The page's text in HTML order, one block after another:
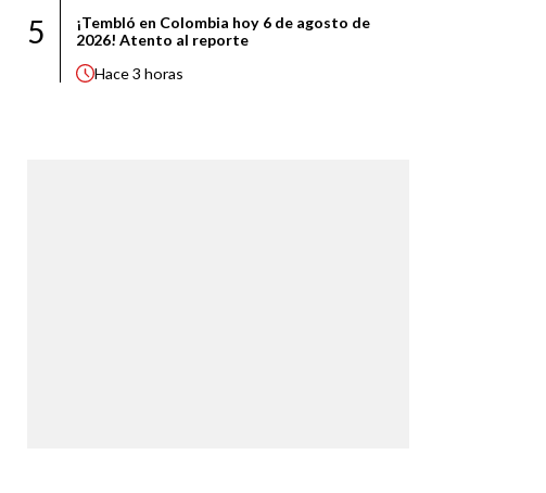
5
¡Tembló en Colombia hoy 6 de agosto de
2026! Atento al reporte
Hace3 horas